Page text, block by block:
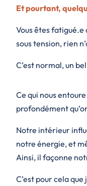
Et pourtant,
Vous êtes
sous tension, rien
C’est normal, un
Ce qui nous
profondément
Notre intérieur
notre énergie, et
Ainsi, il façonne
C’est pour cela